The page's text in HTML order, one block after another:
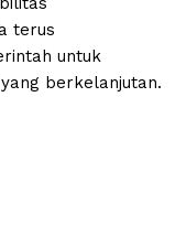
terus
untuk
berkelanjutan.